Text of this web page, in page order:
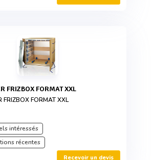
FRIZBOX FORMAT XXL
FRIZBOX FORMAT XXL
intéressés
récentes
Recevoir un devis